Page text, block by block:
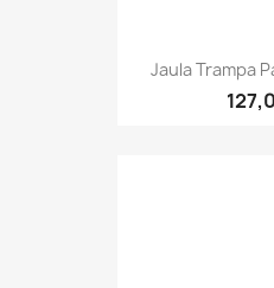
Jaula Trampa